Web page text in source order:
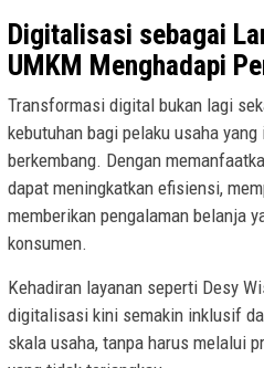
Digitalisasi sebagai
UMKM Menghadapi
Transformasi digital bukan lagi
kebutuhan bagi pelaku usaha
berkembang. Dengan
dapat meningkatkan efisiensi,
memberikan pengalaman belanja
konsumen.
Kehadiran layanan seperti Desy
digitalisasi kini semakin inklusif
skala usaha, tanpa harus melalui